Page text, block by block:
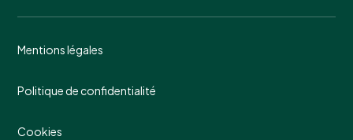
Mentions légales
Politique de confidentialité
Cookies